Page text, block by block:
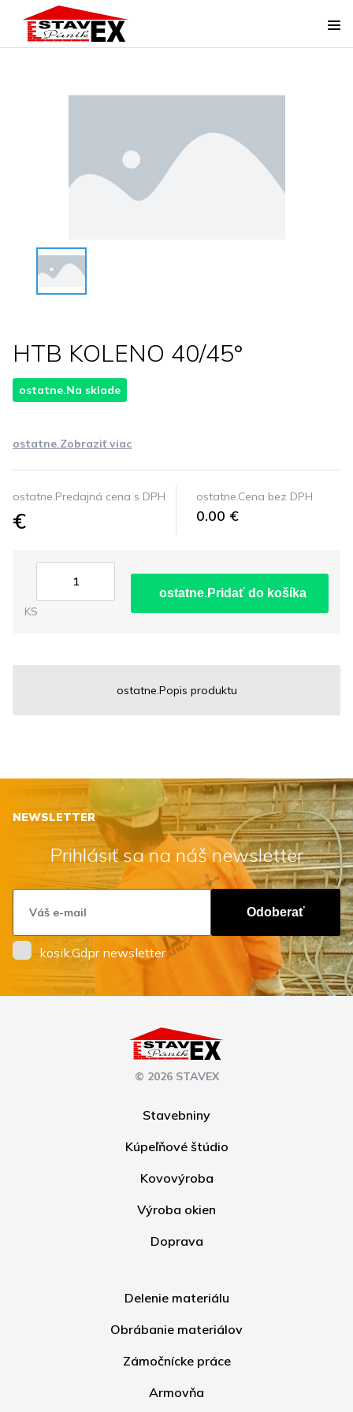
HTB KOLENO 40/45°
ostatne.Na sklade
ostatne.Zobraziť viac
ostatne.Predajná cena s DPH
€
ostatne.Cena bez DPH
0.00 €
KS
ostatne.Pridať do košíka
ostatne.Popis produktu
NEWSLETTER
Prihlásiť sa na náš newsletter
Odoberať
kosik.Gdpr newsletter
© 2026 STAVEX
Stavebniny
Kúpeľňové štúdio
Kovovýroba
Výroba okien
Doprava
Delenie materiálu
Obrábanie materiálov
Zámočnícke práce
Armovňa